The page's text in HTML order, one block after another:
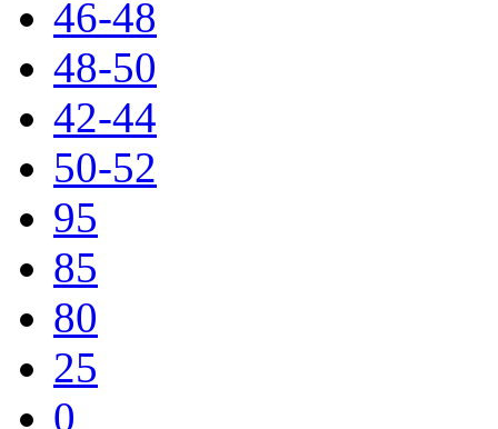
46-48
48-50
42-44
50-52
95
85
80
25
0